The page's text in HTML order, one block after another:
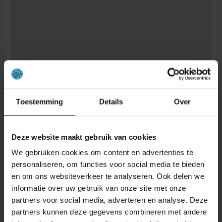
Toestemming Details Over
Deze website maakt gebruik van cookies
We gebruiken cookies om content en advertenties te
personaliseren, om functies voor social media te bieden
en om ons websiteverkeer te analyseren. Ook delen we
informatie over uw gebruik van onze site met onze
partners voor social media, adverteren en analyse. Deze
partners kunnen deze gegevens combineren met andere
Route berechnen
In unserem Laden in Heerlen kannst du unser